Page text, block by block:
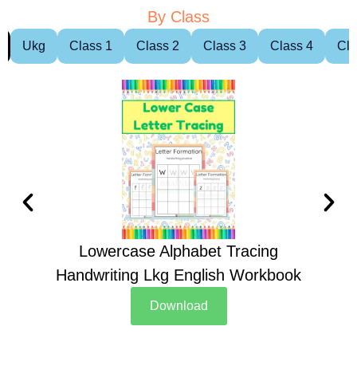
By Class
Ukg Class 1 Class 2 Class 3 Class 4
Lowercase Alphabet Tracing
Handwriting Lkg English Workbook
Download